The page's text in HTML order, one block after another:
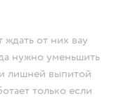
от них вау
нужно уменьшить
лишней выпитой
только если